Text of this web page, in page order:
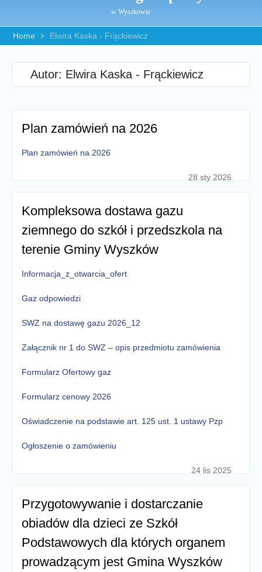
w Wyszkowie
Home Elwira Kaska - Frąckiewicz
Autor: Elwira Kaska - Frąckiewicz
Plan zamówień na 2026
Plan zamówień na 2026
28 sty 2026
Kompleksowa dostawa gazu
ziemnego do szkół i przedszkola na
terenie Gminy Wyszków
Informacja_z_otwarcia_ofert
Gaz odpowiedzi
SWZ na dostawę gazu 2026_12
Załącznik nr 1 do SWZ – opis przedmiotu zamówienia
Formularz Ofertowy gaz
Formularz cenowy 2026
Oświadczenie na podstawie art. 125 ust. 1 ustawy Pzp
Ogłoszenie o zamówieniu
24 lis 2025
Przygotowywanie i dostarczanie
obiadów dla dzieci ze Szkół
Podstawowych dla których organem
prowadzącym jest Gmina Wyszków